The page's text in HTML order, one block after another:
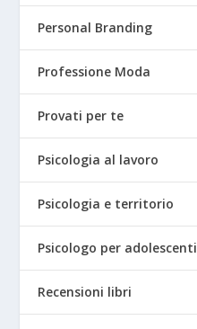
Personal Branding
Professione Moda
Provati per te
Psicologia al lavoro
Psicologia e territorio
Psicologo per adolescenti
Recensioni libri